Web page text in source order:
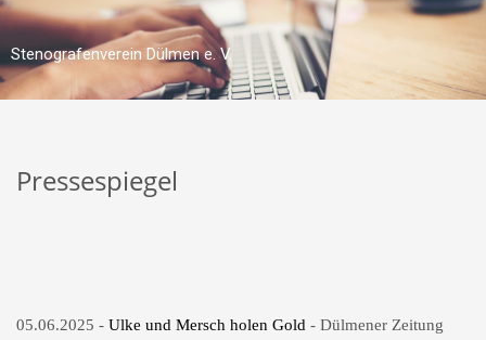
Stenografenverein Dülmen e. V.
Pressespiegel
05.06.2025 - Ulke und Mersch holen Gold - Dülmener Zeitung